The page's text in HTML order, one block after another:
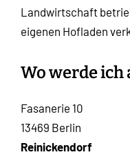
Landwirtschaft
eigenen Hofladen
Wo werde ich
Fasanerie 10
13469 Berlin
Reinickendorf